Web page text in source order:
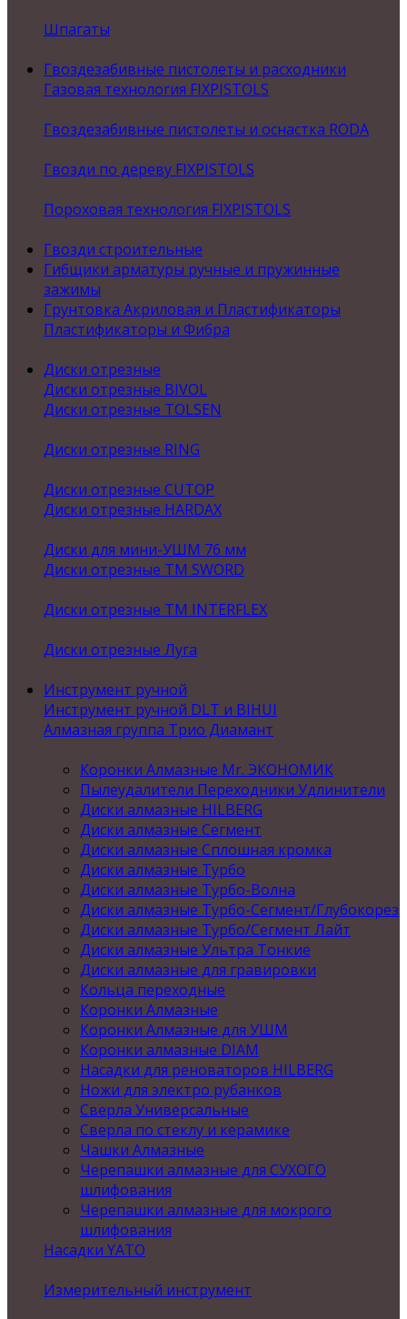
Шпагаты
Гвоздезабивные пистолеты и расходники
Газовая технология FIXPISTOLS
Гвоздезабивные пистолеты и оснастка RODA
Гвозди по дереву FIXPISTOLS
Пороховая технология FIXPISTOLS
Гвозди строительные
Гибщики арматуры ручные и пружинные
зажимы
Грунтовка Акриловая и Пластификаторы
Пластификаторы и Фибра
Диски отрезные
Диски отрезные BIVOL
Диски отрезные TOLSEN
Диски отрезные RING
Диски отрезные CUTOP
Диски отрезные HARDAX
Диски для мини-УШМ 76 мм
Диски отрезные ТМ SWORD
Диски отрезные ТМ INTERFLEX
Диски отрезные Луга
Инструмент ручной
Инструмент ручной DLT и BIHUI
Алмазная группа Трио Диамант
Коронки Алмазные Mr. ЭКОНОМИК
Пылеудалители Переходники Удлинители
Диски алмазные HILBERG
Диски алмазные Сегмент
Диски алмазные Сплошная кромка
Диски алмазные Турбо
Диски алмазные Турбо-Волна
Диски алмазные Турбо-Сегмент/Глубокорез
Диски алмазные Турбо/Сегмент Лайт
Диски алмазные Ультра Тонкие
Диски алмазные для гравировки
Кольца переходные
Коронки Алмазные
Коронки Алмазные для УШМ
Коронки алмазные DIAM
Насадки для реноваторов HILBERG
Ножи для электро рубанков
Сверла Универсальные
Сверла по стеклу и керамике
Чашки Алмазные
Черепашки алмазные для СУХОГО
шлифования
Черепашки алмазные для мокрого
шлифования
Насадки YATO
Измерительный инструмент